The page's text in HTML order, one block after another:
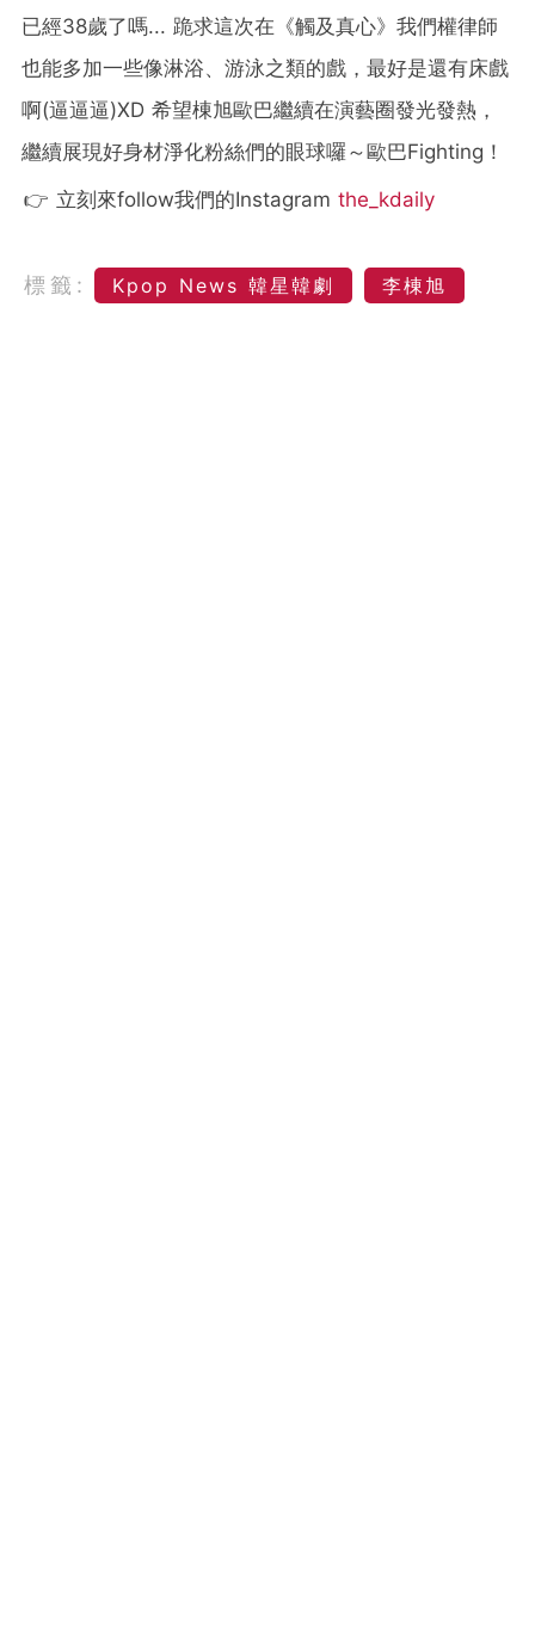
已經38歲了嗎... 跪求這次在《觸及真心》我們權律師
也能多加一些像淋浴、游泳之類的戲，最好是還有床戲
啊(逼逼逼)XD 希望棟旭歐巴繼續在演藝圈發光發熱，
繼續展現好身材淨化粉絲們的眼球囉～歐巴Fighting！
👉 立刻來follow我們的Instagram the_kdaily
標籤: Kpop News 韓星韓劇 李棟旭